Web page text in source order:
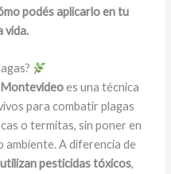
podés aplicarlo en tu
vida.
es una técnica
para combatir plagas
o termitas, sin poner en
ambiente. A diferencia de
pesticidas tóxicos,